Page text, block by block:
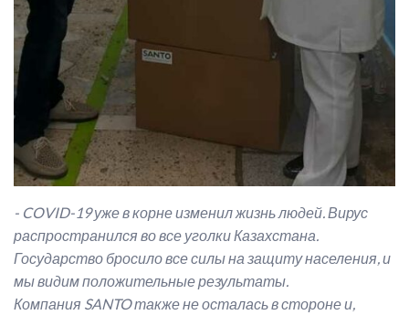
- COVID-19 уже в корне изменил жизнь людей. Вирус
распространился во все уголки Казахстана.
Государство бросило все силы на защиту населения, и
мы видим положительные результаты.
Компания SANTOтакже не осталась в стороне и,